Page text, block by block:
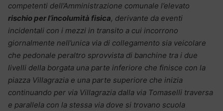
competenti dell’Amministrazione comunale l’elevato
rischio per l’incolumità fisica, derivante da eventi
incidentali con i mezzi in transito a cui incorrono
giornalmente nell’unica via di collegamento sia veicolare
che pedonale peraltro sprovvista di banchine tra i due
livelli della borgata una parte inferiore che finisce con la
piazza Villagrazia e una parte superiore che inizia
continuando per via Villagrazia dalla via Tomaselli traversa
e parallela con la stessa via dove si trovano scuola